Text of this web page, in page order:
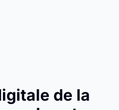
de la